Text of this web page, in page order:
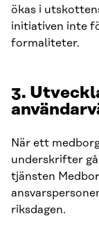
ökas i
initiativen inte
formaliteter.
3.
När ett
underskrifter
tjänsten
riksdagen.